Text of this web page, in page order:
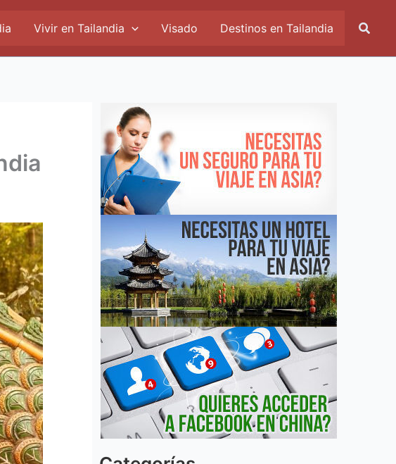
Vivir en Tailandia Visado Destinos en Tailandia